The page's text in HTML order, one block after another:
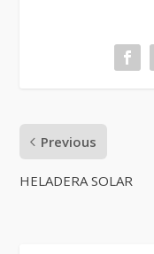
Previous
HELADERA SOLAR